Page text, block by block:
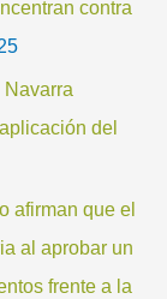
contra
Navarra
del
afirman que el
al aprobar un
frente a la